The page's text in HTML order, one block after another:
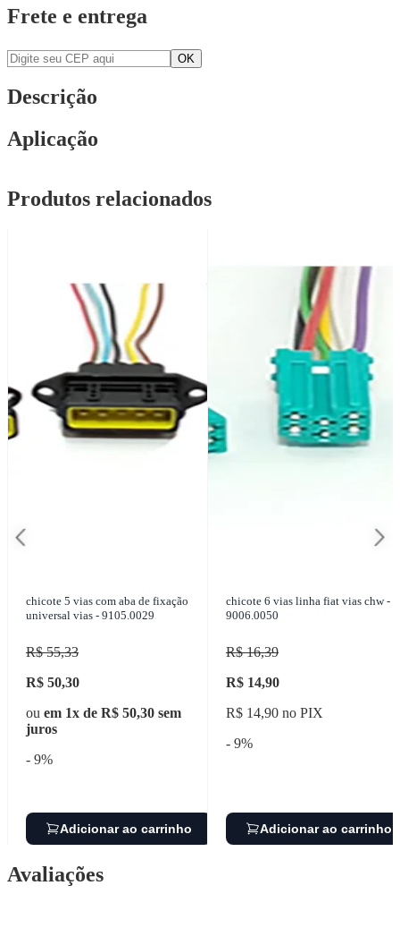
Frete e entrega
Descrição
Aplicação
Produtos relacionados
chicote 5 vias com aba de fixação
universal vias - 9105.0029
R$ 55,33
R$ 50,30
ou em 1x de R$ 50,30 sem
juros
- 9%
Adicionar ao carrinho
chicote 6 vias linha fiat vias chw -
9006.0050
R$ 16,39
R$ 14,90
R$ 14,90 no PIX
- 9%
Adicionar ao carrinho
Avaliações